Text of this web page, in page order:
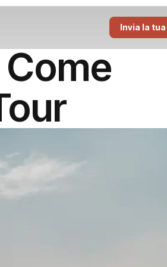
Invia la